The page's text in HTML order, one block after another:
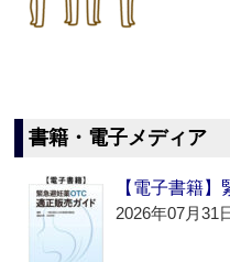
書籍・電子メディア
【電子書籍
2026年07月31